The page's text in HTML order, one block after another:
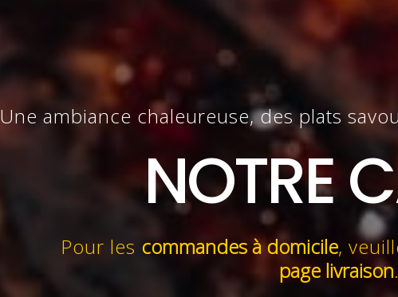
Une ambiance chaleureuse, des plats
NOTRE
Pour les commandes à domicile,
page livraison.